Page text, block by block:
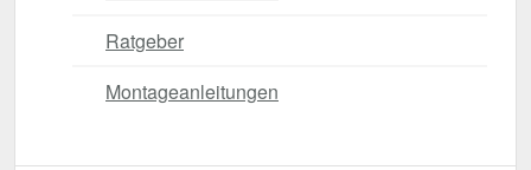
Ratgeber
Montageanleitungen